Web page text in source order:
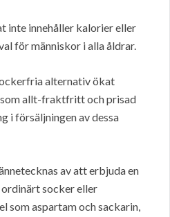
inte innehåller kalorier eller
för människor i alla åldrar.
alternativ ökat
allt-fraktfritt och prisad
i försäljningen av dessa
av att erbjuda en
socker eller
som aspartam och sackarin,